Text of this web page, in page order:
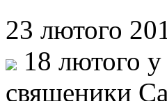
23 лютого
18 лютого
священики